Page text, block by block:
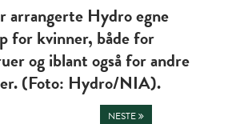
arrangerte Hydro egne
for kvinner, både for
og iblant også for andre
(Foto: Hydro/NIA).
NESTE